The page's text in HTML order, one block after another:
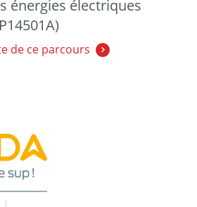
énergies électriques
de ce parcours